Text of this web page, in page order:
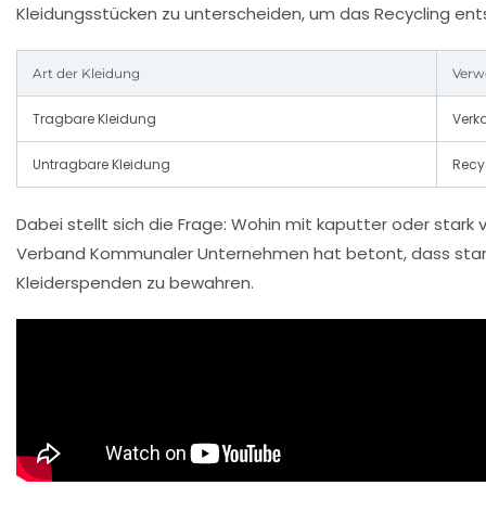
Kleidungsstücken zu unterscheiden, um das Recycling
Art der Kleidung
Tragbare Kleidung
Untragbare Kleidung
Dabei stellt sich die Frage: Wohin mit kaputter oder
Verband Kommunaler Unternehmen hat betont, dass
Kleiderspenden zu bewahren.